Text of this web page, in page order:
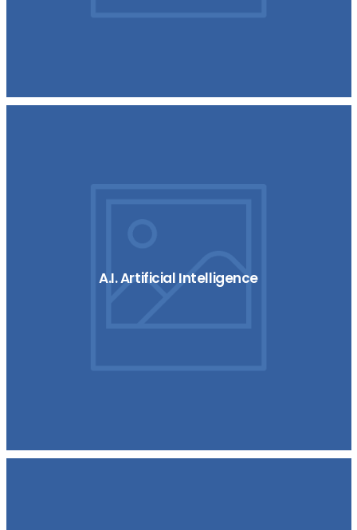
A.I. Artificial Intelligence